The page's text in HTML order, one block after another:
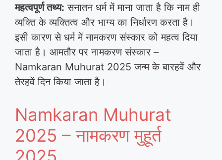
महत्वपूर्ण तथ्य: सनातन धर्म में माना जाता है कि नाम ही
व्यक्ति के व्यक्तित्व और भाग्य का निर्धारण करता है।
इसी कारण से धर्म में नामकरण संस्कार को महत्व दिया
जाता है। आमतौर पर नामकरण संस्कार –
Namkaran Muhurat 2025 जन्म के बारहवें और
तेरहवें दिन किया जाता है।
Namkaran Muhurat
2025 – नामकरण मुहूर्त